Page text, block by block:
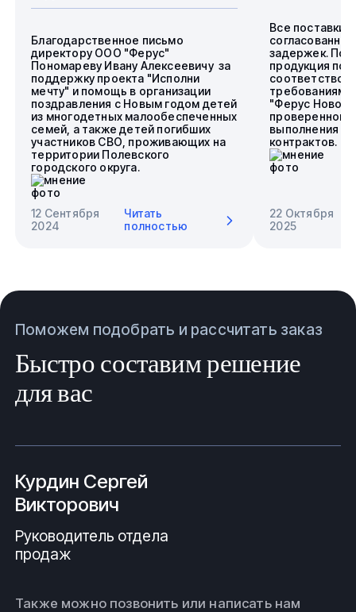
Благодарственное письмо
директору ООО "Ферус"
Пономареву Ивану Алексеевичу за
поддержку проекта "Исполни
мечту" и помощь в организации
поздравления с Новым годом детей
из многодетных малообеспеченных
семей, а также детей погибших
участников СВО, проживающих на
территории Полевского
городского округа.
12 Сентября
2024
Читать
полностью
Все поставки
задержек.
продукция
требованиям.
"Ферус
проверенного
выполнения
контрактов.
22 Октября
2025
Поможем подобрать и рассчитать заказ
Быстро составим решение
для вас
Курдин Сергей
Викторович
Руководитель отдела
продаж
Также можно позвонить или написать нам